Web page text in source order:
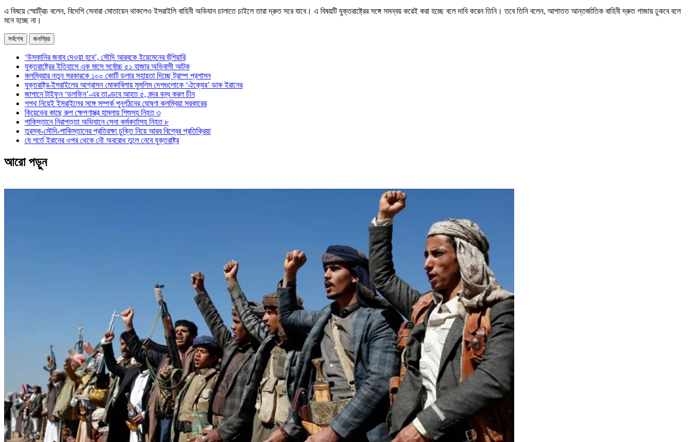
এ বিষয়ে স্মোট্রিচ বলেন, বিদেশি সেনারা মোতায়েন থাকলেও ইসরাইলি বাহিনী অভিযান চালাতে চাইলে তারা দ্রুত সরে যাবে। এ বিষয়টি যুক্তরাষ্ট্রের সঙ্গে সমন্বয় করেই করা হচ্ছে বলে দাবি করেন তিনি। তবে তিনি বলেন, আপাতত আন্তর্জাতিক বাহিনী দ্রুত গাজায় ঢুকবে বলে
মনে হচ্ছে না।
সর্বশেষ জনপ্রিয়
‘উসকানির জবাব দেওয়া হবে’, সৌদি আরবকে ইয়েমেনের হুঁশিয়ারি
যুক্তরাষ্ট্রের ইতিহাসে এক মাসে সর্বোচ্চ ৫১ হাজার অভিবাসী আটক
কলম্বিয়ার নতুন সরকারকে ১০০ কোটি ডলার সহায়তা দিচ্ছে ট্রাম্প প্রশাসন
যুক্তরাষ্ট্র-ইসরাইলের আগ্রাসন মোকাবিলায় মুসলিম দেশগুলোকে ‘ঐক্যের’ ডাক ইরানের
জাপানে টাইফুন ‘ডলফিন’-এর তাণ্ডবে আহত ৫, বন্দর বন্ধ করল চীন
শপথ নিয়েই ইসরাইলের সঙ্গে সম্পর্ক পুনর্গঠনের ঘোষণা কলম্বিয়া সরকারের
কিয়েভের কাছে রুশ ক্ষেপণাস্ত্র হামলায় শিশুসহ নিহত ৩
পাকিস্তানে নিরাপত্তা অভিযানে সেনা কর্মকর্তাসহ নিহত ৮
তুরস্ক-সৌদি-পাকিস্তানের প্রতিরক্ষা চুক্তি নিয়ে আরব বিশ্বের প্রতিক্রিয়া
যে শর্তে ইরানের ওপর থেকে নৌ অবরোধ তুলে নেবে যুক্তরাষ্ট্র
আরো পড়ুন